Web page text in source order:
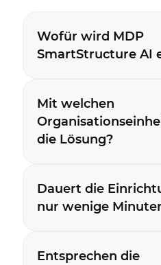
Wofür wird MDP
SmartStructure AI
Mit welchen
die Lösung?
Dauert die
nur wenige
Entsprechen die